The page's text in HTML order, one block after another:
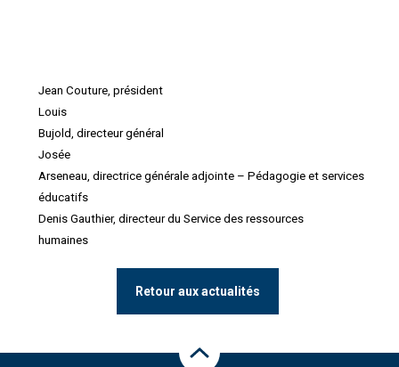
Jean Couture, président
Louis
Bujold, directeur général
Josée
Arseneau, directrice générale adjointe – Pédagogie et services
éducatifs
Denis Gauthier, directeur du Service des ressources
humaines
Retour aux actualités